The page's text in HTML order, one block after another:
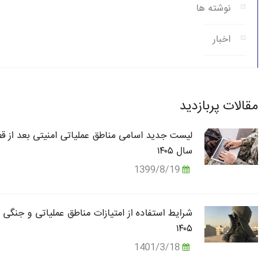
نوشته ها
اخبار
مقالات پربازدید
لیست جدید اسامی مناطق عملیاتی امنیتی بعد از
سال ۱۴۰۵
شرایط استفاده از امتیازات مناطق عملیاتی و
۱۴۰۵